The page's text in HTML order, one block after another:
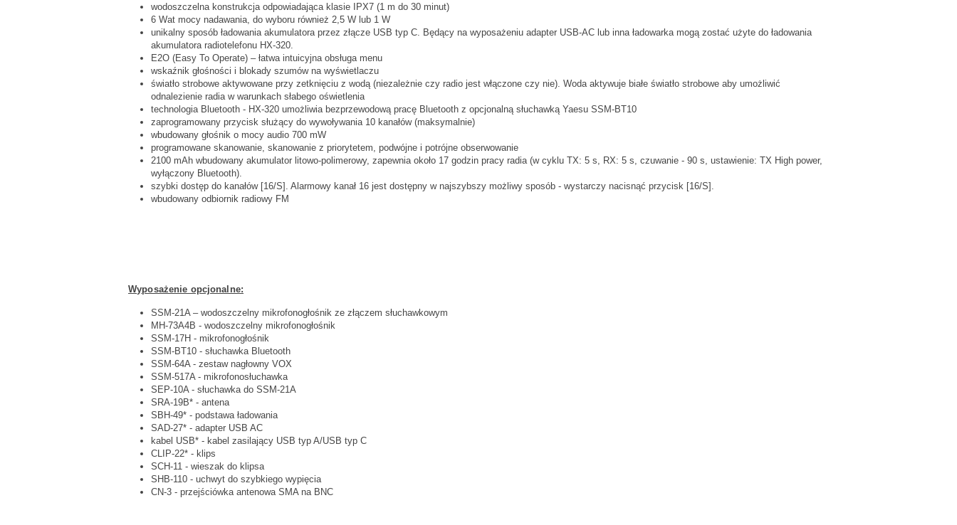
wodoszczelna konstrukcja odpowiadająca klasie IPX7 (1 m do 30 minut)
6 Wat mocy nadawania, do wyboru również 2,5 W lub 1 W
unikalny sposób ładowania akumulatora przez złącze USB typ C. Będący na wyposażeniu adapter USB-AC lub inna ładowarka mogą zostać użyte do ładowania
akumulatora radiotelefonu HX-320.
E2O (Easy To Operate) – łatwa intuicyjna obsługa menu
wskaźnik głośności i blokady szumów na wyświetlaczu
światło strobowe aktywowane przy zetknięciu z wodą (niezależnie czy radio jest włączone czy nie). Woda aktywuje białe światło strobowe aby umożliwić
odnalezienie radia w warunkach słabego oświetlenia
technologia Bluetooth - HX-320 umożliwia bezprzewodową pracę Bluetooth z opcjonalną słuchawką Yaesu SSM-BT10
zaprogramowany przycisk służący do wywoływania 10 kanałów (maksymalnie)
wbudowany głośnik o mocy audio 700 mW
programowane skanowanie, skanowanie z priorytetem, podwójne i potrójne obserwowanie
2100 mAh wbudowany akumulator litowo-polimerowy, zapewnia około 17 godzin pracy radia (w cyklu TX: 5 s, RX: 5 s, czuwanie - 90 s, ustawienie: TX High power,
wyłączony Bluetooth).
szybki dostęp do kanałów [16/S]. Alarmowy kanał 16 jest dostępny w najszybszy możliwy sposób - wystarczy nacisnąć przycisk [16/S].
wbudowany odbiornik radiowy FM
Wyposażenie opcjonalne:
SSM-21A – wodoszczelny mikrofonogłośnik ze złączem słuchawkowym
MH-73A4B - wodoszczelny mikrofonogłośnik
SSM-17H - mikrofonogłośnik
SSM-BT10 - słuchawka Bluetooth
SSM-64A - zestaw nagłowny VOX
SSM-517A - mikrofonosłuchawka
SEP-10A - słuchawka do SSM-21A
SRA-19B* - antena
SBH-49* - podstawa ładowania
SAD-27* - adapter USB AC
kabel USB* - kabel zasilający USB typ A/USB typ C
CLIP-22* - klips
SCH-11 - wieszak do klipsa
SHB-110 - uchwyt do szybkiego wypięcia
CN-3 - przejściówka antenowa SMA na BNC